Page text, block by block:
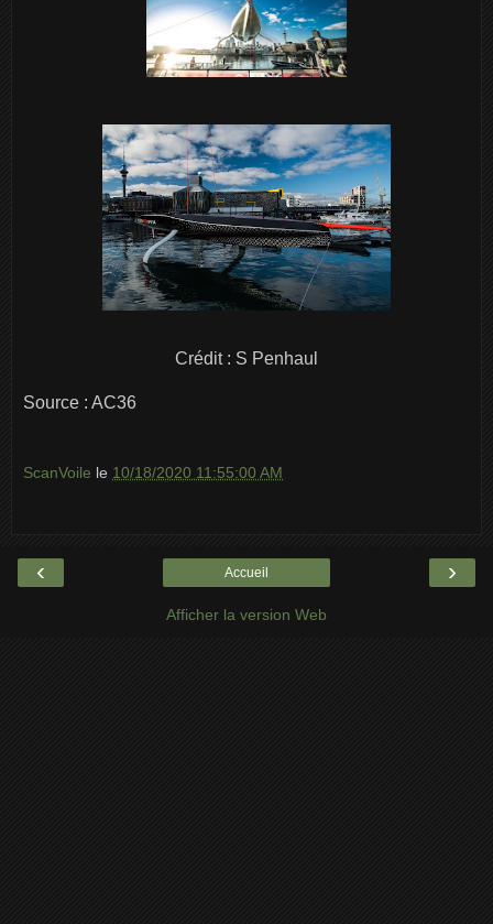
Crédit : S Penhaul
Source : AC36
ScanVoile le 10/18/2020 11:55:00 AM
‹ ›
Accueil
Afficher la version Web